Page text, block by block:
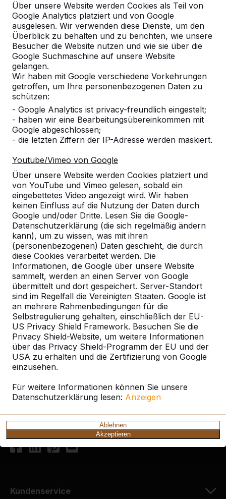
Über unsere Website werden Cookies als Teil von
Google Analytics platziert und von Google
ausgelesen. Wir verwenden diese Dienste, um den
Überblick zu behalten und zu berichten, wie unsere
Besucher die Website nutzen und wie sie über die
Google Suchmaschine auf unsere Website
gelangen.
Wir haben mit Google verschiedene Vorkehrungen
getroffen, um Ihre personenbezogenen Daten zu
schützen:
- Google Analytics ist privacy-freundlich eingestelt;
- haben wir eine Bearbeitungsübereinkommen mit
Google abgeschlossen;
- die letzten Ziffern der IP-Adresse werden maskiert.
Youtube/Vimeo von Google
Über unsere Website werden Cookies platziert und
von YouTube und Vimeo gelesen, sobald ein
eingebettetes Video angezeigt wird. Wir haben
keinen Einfluss auf die Nutzung der Daten durch
Google und/oder Dritte. Lesen Sie die Google-
Datenschutzerklärung (die sich regelmäßig ändern
kann), um zu wissen, was mit ihren
(personenbezogenen) Daten geschieht, die durch
diese Cookies verarbeitet werden. Die
Informationen, die Google über unsere Website
sammelt, werden an einen Server von Google
übermittelt und dort gespeichert. Server-Standort
sind im Regelfall die Vereinigten Staaten. Google ist
an mehrere Rahmenbedingungen für die
Selbstregulierung gehalten, einschließlich der EU-
US Privacy Shield Framework. Besuchen Sie die
Privacy Shield-Website, um weitere Informationen
über das Privacy Shield-Programm der EU und der
USA zu erhalten und die Zertifizierung von Google
einzusehen.
Für weitere Informationen können Sie unsere
Datenschutzerklärung lesen: Anzeigen
Ablehnen
Akzeptieren
Unsere Produkte finden Sie in ganz Europa
und darüber hinaus. Sehen Sie hier, wo Sie
ein HeBlad-Produkt in Ihrer Nähe finden.
Produkt
Alles anzeigen
Kategorie
Alles anzeigen
Ort oder Postleitzahl suchen
Zie ook
Angermünde OT
Sternfelde
Angermünde, OT
Sternfelde
Kontakt
HeBlad Deutschland
Diekerstraße 97
Deutschland
info@HeBlad.de
Kundenservice